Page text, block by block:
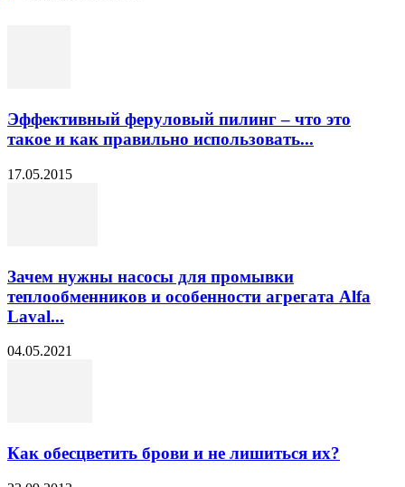
Эффективный феруловый пилинг – что это
такое и как правильно использовать...
17.05.2015
Зачем нужны насосы для промывки
теплообменников и особенности агрегата Alfa
Laval...
04.05.2021
Как обесцветить брови и не лишиться их?